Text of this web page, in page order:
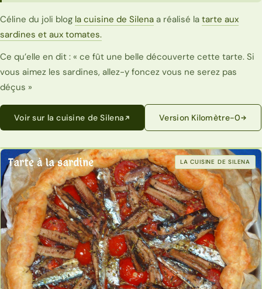
Céline du joli blog la cuisine de Silena a réalisé la tarte aux
sardines et aux tomates.
Ce qu’elle en dit : « ce fût une belle découverte cette tarte. Si
vous aimez les sardines, allez-y foncez vous ne serez pas
déçus »
Voir sur la cuisine de Silena Version Kilomètre-0
LA CUISINE DE SILENA